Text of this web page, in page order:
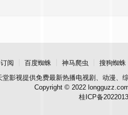
阅 百度蜘蛛 神马爬虫 搜狗蜘蛛
堂影视提供免费最新热播电视剧、动漫、
Copyright © 2022
桂ICP备